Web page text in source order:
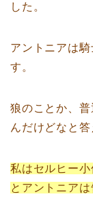
した。
アントニアは
す。
狼のことか、
んだけどなと答
私はセルヒー
とアントニアは